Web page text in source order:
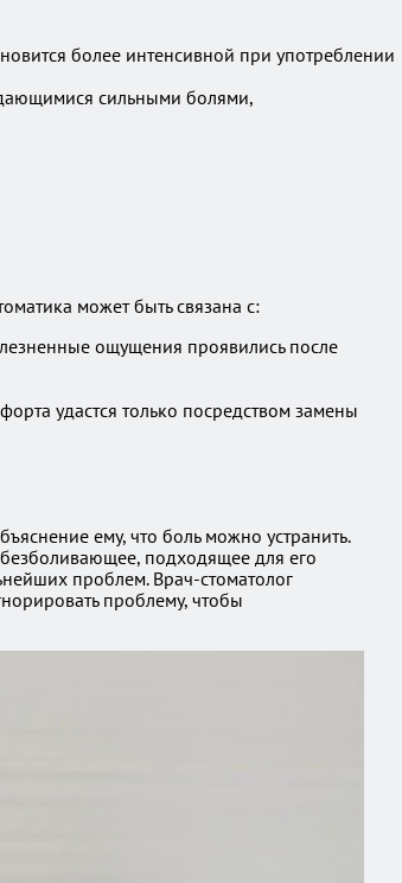
более интенсивной при употреблении
сильными болями,
может быть связана с:
ощущения проявились после
удастся только посредством замены
ему, что боль можно устранить.
подходящее для его
проблем. Врач-стоматолог
проблему, чтобы